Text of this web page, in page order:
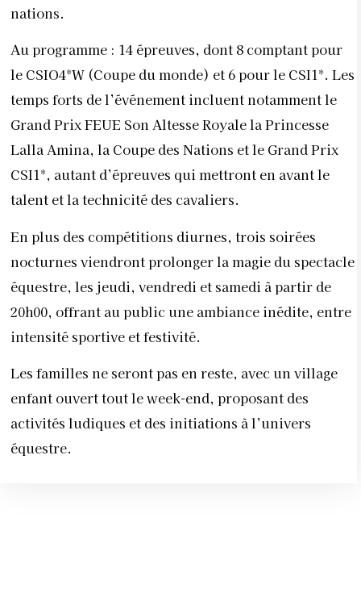
nations.
Au programme : 14 épreuves, dont 8 comptant pour
le CSIO4*W (Coupe du monde) et 6 pour le CSI1*. Les
temps forts de l’événement incluent notamment le
Grand Prix FEUE Son Altesse Royale la Princesse
Lalla Amina, la Coupe des Nations et le Grand Prix
CSI1*, autant d’épreuves qui mettront en avant le
talent et la technicité des cavaliers.
En plus des compétitions diurnes, trois soirées
nocturnes viendront prolonger la magie du spectacle
équestre, les jeudi, vendredi et samedi à partir de
20h00, offrant au public une ambiance inédite, entre
intensité sportive et festivité.
Les familles ne seront pas en reste, avec un village
enfant ouvert tout le week-end, proposant des
activités ludiques et des initiations à l’univers
équestre.